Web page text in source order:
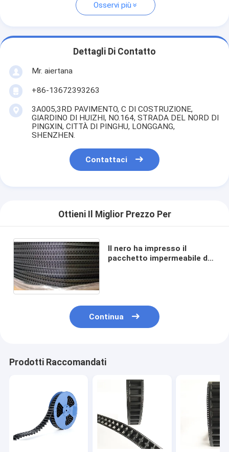
Osservi più
Dettagli Di Contatto
Mr. aiertana
+86-13672393263
3A005,3RD PAVIMENTO, C DI COSTRUZIONE,
GIARDINO DI HUIZHI, NO.164, STRADA DEL NORD DI
PINGXIN, CITTÀ DI PINGHU, LONGGANG,
SHENZHEN.
Contattaci
Ottieni Il Miglior Prezzo Per
Il nero ha impresso il
pacchetto impermeabile del
Continua
Prodotti Raccomandati